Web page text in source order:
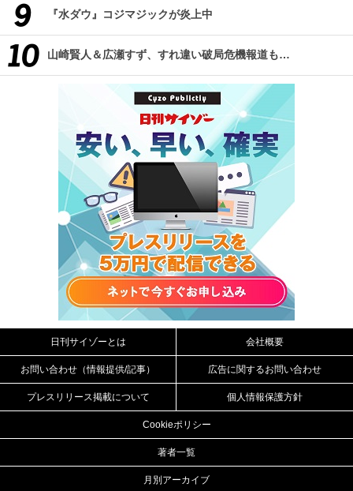
『水ダウ』コジマジックが炎上中
山崎賢人＆広瀬すず、すれ違い破局危機報道も…
日刊サイゾーとは 会社概要
お問い合わせ（情報提供/記事） 広告に関するお問い合わせ
プレスリリース掲載について 個人情報保護方針
Cookieポリシー
著者一覧
月別アーカイブ